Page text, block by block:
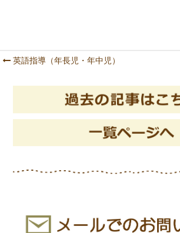
Post navigation
英語指導（年長児・年中児）